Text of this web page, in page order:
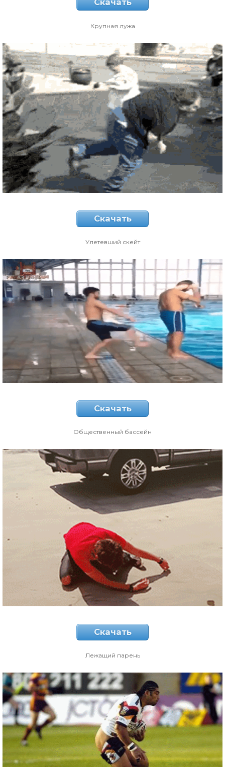
Скачать
Крупная лужа
Скачать
Улетевший скейт
Скачать
Общественный бассейн
Скачать
Лежащий парень